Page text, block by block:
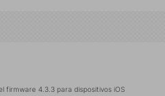
firmware 4.3.3 para dispositivos iOS